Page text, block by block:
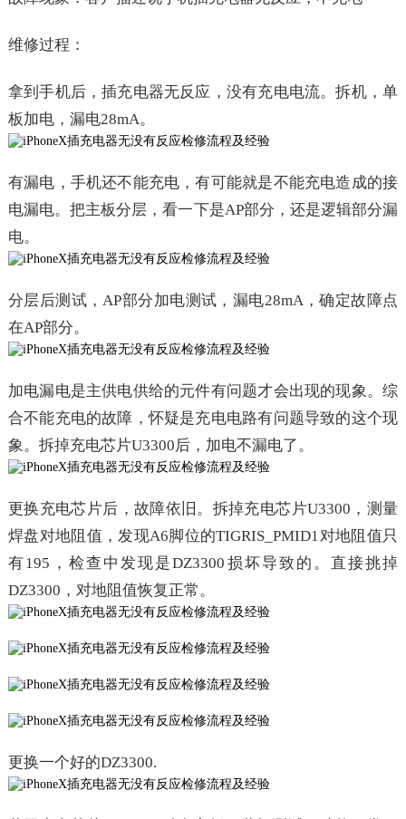
维修过程：
拿到手机后，插充电器无反应，没有充电电流。拆机，单
板加电，漏电28mA。
有漏电，手机还不能充电，有可能就是不能充电造成的接
电漏电。把主板分层，看一下是AP部分，还是逻辑部分漏
电。
分层后测试，AP部分加电测试，漏电28mA，确定故障点
在AP部分。
加电漏电是主供电供给的元件有问题才会出现的现象。综
合不能充电的故障，怀疑是充电电路有问题导致的这个现
象。拆掉充电芯片U3300后，加电不漏电了。
更换充电芯片后，故障依旧。拆掉充电芯片U3300，测量
焊盘对地阻值，发现A6脚位的TIGRIS_PMID1对地阻值只
有195，检查中发现是DZ3300损坏导致的。直接挑掉
DZ3300，对地阻值恢复正常。
更换一个好的DZ3300.